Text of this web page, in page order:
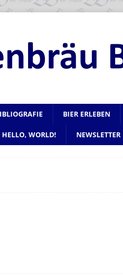
BIER ERLEBEN
HELLO, WORLD! NEWSLETTER